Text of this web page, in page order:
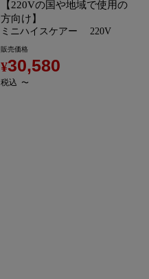
【220Vの国や地域で使用の
方向け】
ミニハイスケアー 220V
販売価格
¥30,580
税込 〜